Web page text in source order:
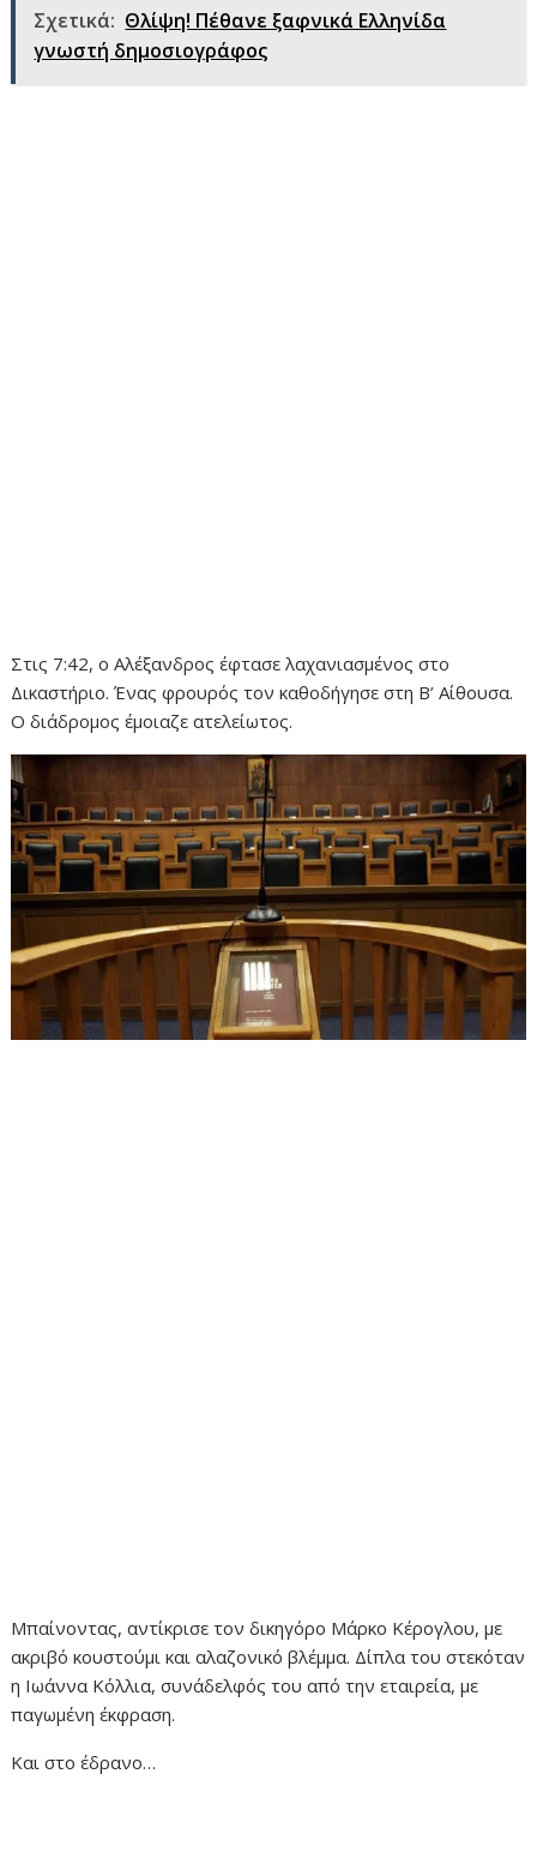
Σχετικά: Θλίψη! Πέθανε ξαφνικά Ελληνίδα
γνωστή δημοσιογράφος
Στις 7:42, ο Αλέξανδρος έφτασε λαχανιασμένος στο
Δικαστήριο. Ένας φρουρός τον καθοδήγησε στη Β’ Αίθουσα.
Ο διάδρομος έμοιαζε ατελείωτος.
Μπαίνοντας, αντίκρισε τον δικηγόρο Μάρκο Κέρογλου, με
ακριβό κουστούμι και αλαζονικό βλέμμα. Δίπλα του στεκόταν
η Ιωάννα Κόλλια, συνάδελφός του από την εταιρεία, με
παγωμένη έκφραση.
Και στο έδρανο…